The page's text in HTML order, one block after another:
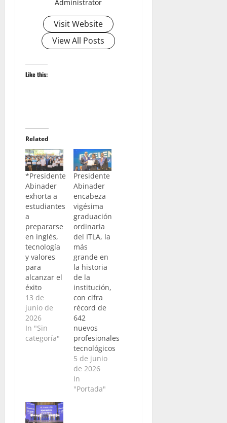
Administrator
Visit Website
View All Posts
Like this:
Related
*Presidente
Abinader
exhorta a
estudiantes
a
prepararse
en inglés,
tecnología
y valores
para
alcanzar el
éxito
13 de
junio de
2026
In "Sin
categoría"
Presidente
Abinader
encabeza
vigésima
graduación
ordinaria
del ITLA, la
más
grande en
la historia
de la
institución,
con cifra
récord de
642
nuevos
profesionales
tecnológicos
5 de junio
de 2026
In
"Portada"